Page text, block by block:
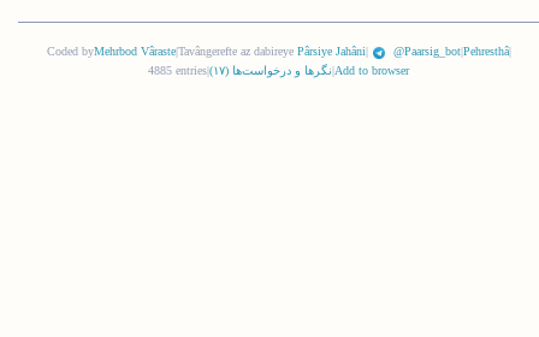
Coded byMehrbod Vâraste|Tavângerefte az dabireye Pârsiye Jahâni| @Paarsig_bot|Pehresthâ|
4885 entries
نگرها و درخواست‌ها (١٧) Add to browser